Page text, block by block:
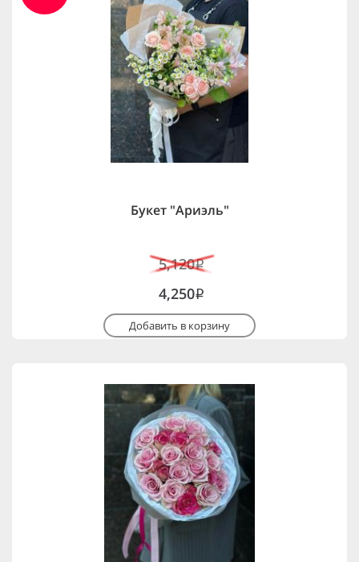
Букет "Ариэль"
5,120i
4,250i
Добавить в корзину